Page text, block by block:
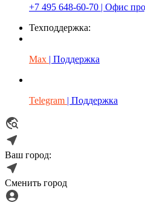
+7 495 648-60-70 | Офис
Техподдержка:
Max | Поддержка
Telegram | Поддержка
Ваш город:
Сменить город